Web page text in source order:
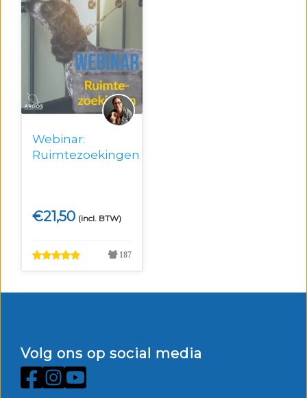
Webinar:
Ruimtezoekingen
€21,50 (incl. BTW)
187
Volg ons op social media